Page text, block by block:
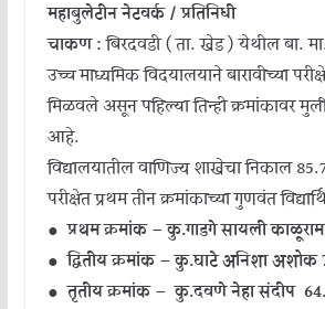
महाबुलेटीन नेटवर्क / प्रतिनिधी
चाकण :बिरदवडी ( ता. खेड ) येथील बा.
उच्च माध्यमिक विदयालयाने बारावीच्या
मिळवले असून पहिल्या तिन्ही क्रमांकावर
आहे.
विद्यालयातील वाणिज्य शाखेचा निकाल
परीक्षेत प्रथम तीन क्रमांकाच्या गुणवंत
● प्रथम क्रमांक – कु.गाडगे सायली
● द्वितीय क्रमांक – कु.घाटे अनिशा अशोक
● तृतीय क्रमांक – कु.दवणे नेहा संदीप